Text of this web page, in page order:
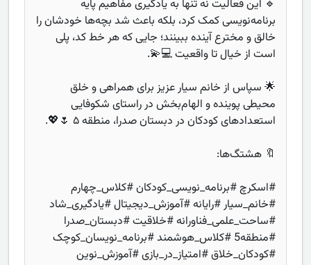
🔹 این فعالیت نه تنها به یادگیری مفاهیم پایه
برنامه‌نویسی کمک کرد، بلکه باعث شد بچه‌ها خودشان را
خالق و مخترع آینده ببینند؛ جایی که هر خط کد، پلی
است از خیال تا واقعیت 💻💫.
🌟 سپاس از خانم سیار عزیز برای همراهی و خلق
محیطی پوینده و الهام‌بخش در راستای شکوفایی
استعدادهای کودکان در دبستان صدرا، منطقه ۵ 🌷💖.
🔖 هشتگ‌ها:
#اسکرچ #برنامه_نویسی_کودکان #کلاس_چهارم
#خانم_سیار #رایانه #آموزش_دیجیتال #یادگیری_شاد
#ساحت_علمی_فناورانه #خلاقیت #دبستان_صدرا
#منطقه5 #کلاس_هوشمند #برنامه_نویسان_کوچک
#کودکان_خلاق #امتیاز_در_بازی #آموزش_نوین